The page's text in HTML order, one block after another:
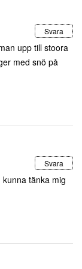
Svara
upp till stoora
med snö på
Svara
tänka mig